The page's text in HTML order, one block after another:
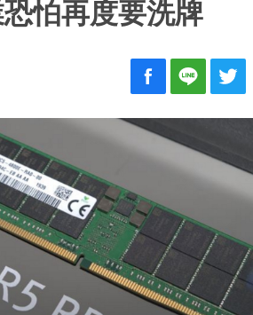
怕再度要洗牌